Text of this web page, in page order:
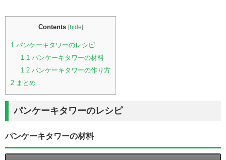
Contents [hide]
1 パンケーキタワーのレシピ
1.1パンケーキタワーの材料
1.2パンケーキタワーの作り方
2 まとめ
パンケーキタワーのレシピ
パンケーキタワーの材料